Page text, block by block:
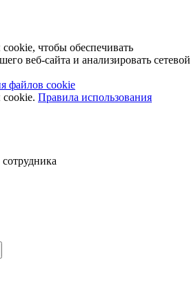
чтобы обеспечивать
веб-сайта и анализировать сетевой
файлов cookie
Правила использования